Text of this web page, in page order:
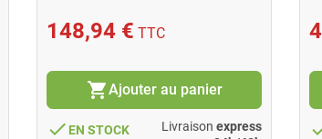
148,94 € TTC
shopping_cartAjouter au panier
done EN STOCK Livraison express